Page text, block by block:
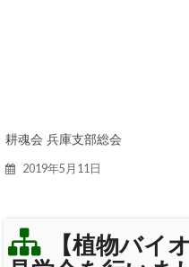
耕魂会 兵庫支部総会
2019年5月11日
【植物バイ